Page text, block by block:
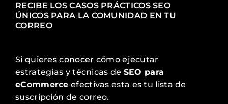
RECIBE LOS CASOS PRÁCTICOS SEO
ÚNICOS PARA LA COMUNIDAD EN TU
CORREO
Si quieres conocer cómo ejecutar
estrategias y técnicas de SEO para
eCommerce efectivas esta es tu lista de
suscripción de correo.